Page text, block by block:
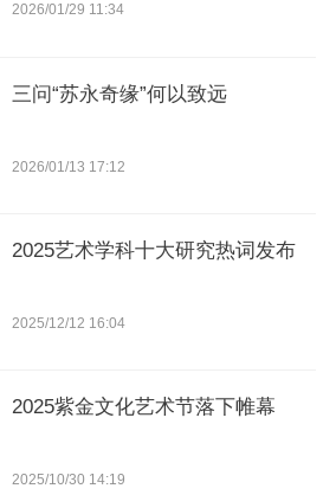
2026/01/29 11:34
三问“苏永奇缘”何以致远
2026/01/13 17:12
2025艺术学科十大研究热词发布
2025/12/12 16:04
2025紫金文化艺术节落下帷幕
2025/10/30 14:19